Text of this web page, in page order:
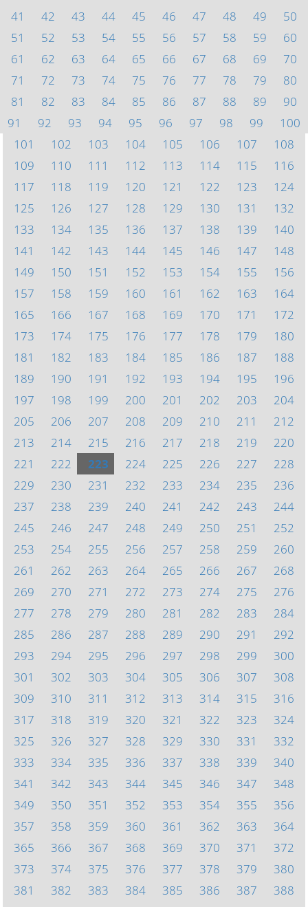
41
42 43 44 45 46 47 48 49
50
51
52 53 54 55 56 57 58 59
60
61
62 63 64 65 66 67 68 69
70
71
72 73 74 75 76 77 78 79
80
81
82 83 84 85 86 87 88 89
90
91
92 93 94 95 96 97 98 99
100
101
102 103 104 105 106 107
108
109
110 111 112 113 114 115
116
117
118 119 120 121 122 123
124
125
126 127 128 129 130 131
132
133
134 135 136 137 138 139
140
141
142 143 144 145 146 147
148
149
150 151 152 153 154 155
156
157
158 159 160 161 162 163
164
165
166 167 168 169 170 171
172
173
174 175 176 177 178 179
180
181
182 183 184 185 186 187
188
189
190 191 192 193 194 195
196
197
198 199 200 201 202 203
204
205
206 207 208 209 210 211
212
213
214 215 216 217 218 219
220
221
222 223 224 225 226 227
228
229
230 231 232 233 234 235
236
237
238 239 240 241 242 243
244
245
246 247 248 249 250 251
252
253
254 255 256 257 258 259
260
261
262 263 264 265 266 267
268
269
270 271 272 273 274 275
276
277
278 279 280 281 282 283
284
285
286 287 288 289 290 291
292
293
294 295 296 297 298 299
300
301
302 303 304 305 306 307
308
309
310 311 312 313 314 315
316
317
318 319 320 321 322 323
324
325
326 327 328 329 330 331
332
333
334 335 336 337 338 339
340
341
342 343 344 345 346 347
348
349
350 351 352 353 354 355
356
357
358 359 360 361 362 363
364
365
366 367 368 369 370 371
372
373
374 375 376 377 378 379
380
381
382 383 384 385 386 387
388